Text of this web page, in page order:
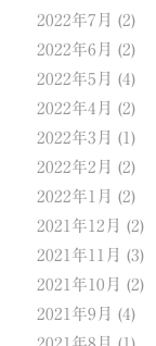
2022年7月 (2)
2022年6月 (2)
2022年5月 (4)
2022年4月 (2)
2022年3月 (1)
2022年2月 (2)
2022年1月 (2)
2021年12月 (2)
2021年11月 (3)
2021年10月 (2)
2021年9月 (4)